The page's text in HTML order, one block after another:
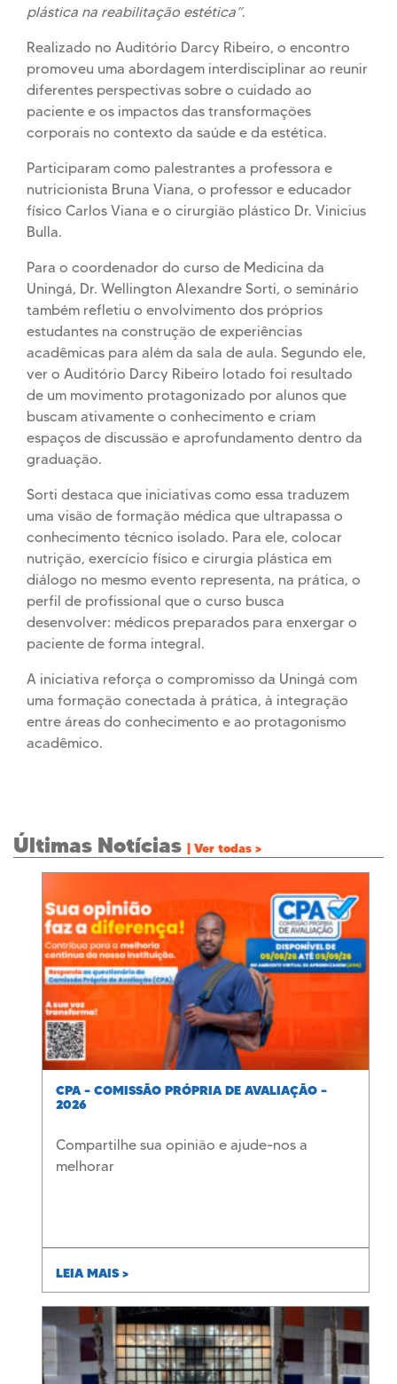
plástica na reabilitação estética”.
Realizado no Auditório Darcy Ribeiro, o encontro
promoveu uma abordagem interdisciplinar ao reunir
diferentes perspectivas sobre o cuidado ao
paciente e os impactos das transformações
corporais no contexto da saúde e da estética.
Participaram como palestrantes a professora e
nutricionista Bruna Viana, o professor e educador
físico Carlos Viana e o cirurgião plástico Dr. Vinicius
Bulla.
Para o coordenador do curso de Medicina da
Uningá, Dr. Wellington Alexandre Sorti, o seminário
também refletiu o envolvimento dos próprios
estudantes na construção de experiências
acadêmicas para além da sala de aula. Segundo ele,
ver o Auditório Darcy Ribeiro lotado foi resultado
de um movimento protagonizado por alunos que
buscam ativamente o conhecimento e criam
espaços de discussão e aprofundamento dentro da
graduação.
Sorti destaca que iniciativas como essa traduzem
uma visão de formação médica que ultrapassa o
conhecimento técnico isolado. Para ele, colocar
nutrição, exercício físico e cirurgia plástica em
diálogo no mesmo evento representa, na prática, o
perfil de profissional que o curso busca
desenvolver: médicos preparados para enxergar o
paciente de forma integral.
A iniciativa reforça o compromisso da Uningá com
uma formação conectada à prática, à integração
entre áreas do conhecimento e ao protagonismo
acadêmico.
Últimas Notícias | Ver todas >
CPA – COMISSÃO PRÓPRIA DE AVALIAÇÃO –
2026
Compartilhe sua opinião e ajude-nos a
melhorar
LEIA MAIS >